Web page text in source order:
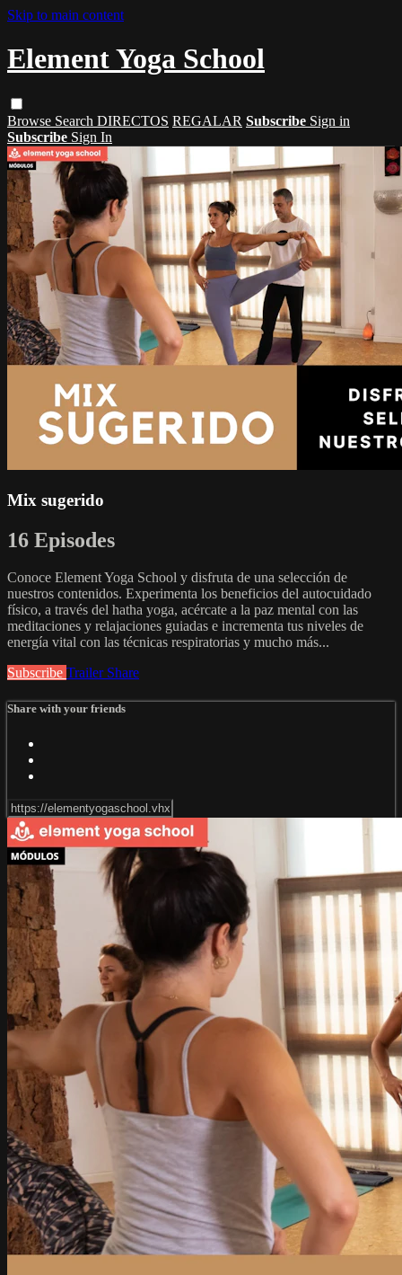
Skip to main content
Element Yoga School
Browse Search DIRECTOS REGALAR Subscribe Sign in
Subscribe Sign In
Mix sugerido
16 Episodes
Conoce Element Yoga School y disfruta de una selección de
nuestros contenidos. Experimenta los beneficios del autocuidado
físico, a través del hatha yoga, acércate a la paz mental con las
meditaciones y relajaciones guiadas e incrementa tus niveles de
energía vital con las técnicas respiratorias y mucho más...
Subscribe Trailer Share
Share with your friends